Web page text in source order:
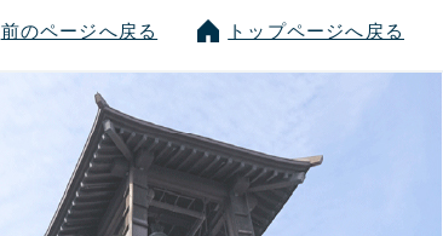
前のページへ戻る トップページへ戻る